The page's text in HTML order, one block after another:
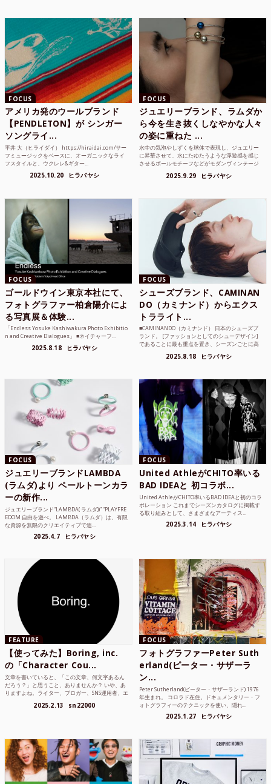
FOCUS
アメリカ発のウールブランド
【PENDLETON】が シンガー
ソングライ...
平井 大（ヒライダイ） https://hiraidai.com/サー
フミュージックをベースに、オーガニックなライ
フスタイルと、ウクレレ&ギター...
2025.10.20 ヒラバヤシ
FOCUS
ジュエリーブランド、ラムダか
ら今を生き抜くしなやかな人々
の姿に重ねた ...
水中の気泡やしずくを球体で表現し、ジュエリー
に昇華させて、水にたゆたうような浮遊感を感じ
させるボールモチーフなどがモダンヴィンテージ
2025.9.29 ヒラバヤシ
FOCUS
ゴールドウイン東京本社にて、
フォトグラファー柏倉陽介によ
る写真展＆体験...
「Endless Yosuke Kashiwakura Photo Exhibitio
n and Creative Dialogues」 ■ネイチャーフ...
2025.8.18 ヒラバヤシ
FOCUS
シューズブランド、CAMINAN
DO（カミナンド）からエクス
トラライト...
■CAMINANDO（カミナンド） 日本のシューズブ
ランド。 [ファッションとしてのシューデザイン]
であることに最も重点を置き、シーズンごとに高
2025.8.18 ヒラバヤシ
FOCUS
ジュエリーブランドLAMBDA
(ラムダ)より ペールトーンカラ
ーの新作...
ジュエリーブランド“LAMBDA( ラムダ))” “PLAYFRE
EDOM 自由を遊べ。 LAMBDA（ラムダ）は、有限
な資源を無限のクリエイティブで追...
2025.4.7 ヒラバヤシ
FOCUS
United AthleがCHITO率いる
BAD IDEAと 初コラボ...
United AthleがCHITO率いるBAD IDEAと初のコラ
ボレーション これまでシーズンカタログに掲載す
る取り組みとして、さまざまなアーティス...
2025.3.14 ヒラバヤシ
FEATURE
【使ってみた】Boring, inc.
の「Character Cou...
文章を書いていると、「この文章、何文字あるん
だろう？」と思うこと、ありませんか？ いや、あ
りますよね。ライター、ブロガー、SNS運用者、エ
2025.2.13 sn22000
FOCUS
フォトグラファーPeter Suth
erland(ピーター・サザーラ
ン...
Peter Sutherland(ピーター・サザーランド) 1976
年生まれ。 コロラド在住。ドキュメンタリー・フ
ォトグラフィーのテクニックを使い、隠れ...
2025.1.27 ヒラバヤシ